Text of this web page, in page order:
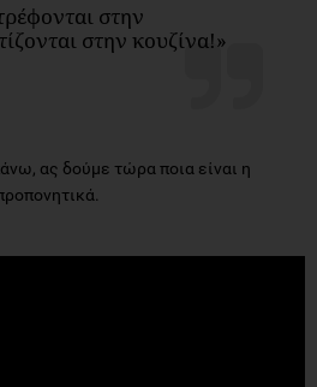
στην
στην κουζίνα!»
ας δούμε τώρα ποια είναι η